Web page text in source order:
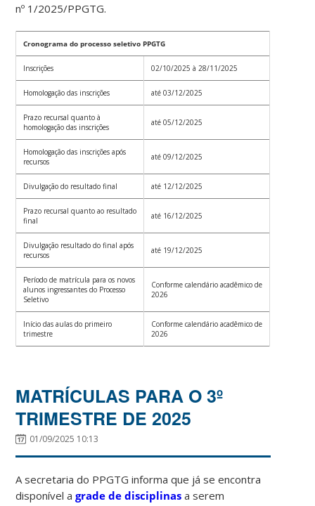
nº 1/2025/PPGTG.
Cronograma do processo seletivo PPGTG
Inscrições 02/10/2025 à 28/11/2025
Homologação das inscrições até 03/12/2025
Prazo recursal quanto à
homologação das inscrições
até 05/12/2025
Homologação das inscrições após
recursos
até 09/12/2025
Divulgação do resultado final até 12/12/2025
Prazo recursal quanto ao resultado
final
até 16/12/2025
Divulgação resultado do final após
recursos
até 19/12/2025
Período de matrícula para os novos
alunos ingressantes do Processo
Seletivo
Conforme calendário acadêmico de
2026
Início das aulas do primeiro
trimestre
Conforme calendário acadêmico de
2026
MATRÍCULAS PARA O 3º
TRIMESTRE DE 2025
01/09/2025 10:13
A secretaria do PPGTG informa que já se encontra
disponível agrade de disciplinas a serem